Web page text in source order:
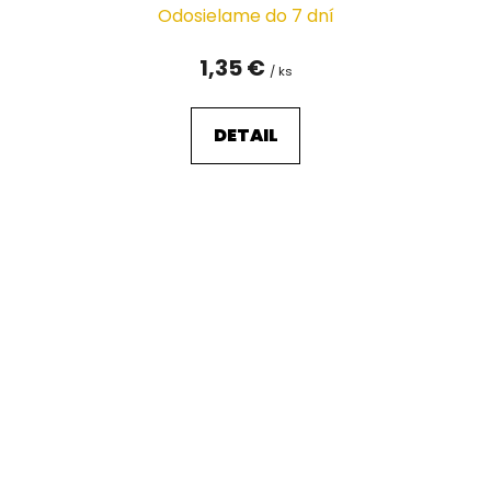
Odosielame do 7 dní
1,35 € / ks
DETAIL